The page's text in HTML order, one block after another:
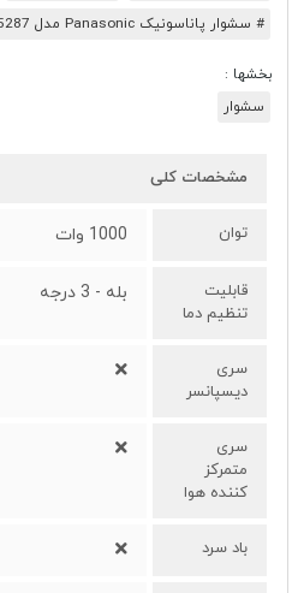
# سشوار پاناسونیک Panasonic مدل EH 5287
بخشها :
سشوار
مشخصات کلی
توان 1000 وات
قابلیت
تنظیم دما
بله - 3 درجه
سری
دیسپانسر
سری
متمرکز
کننده هوا
باد سرد